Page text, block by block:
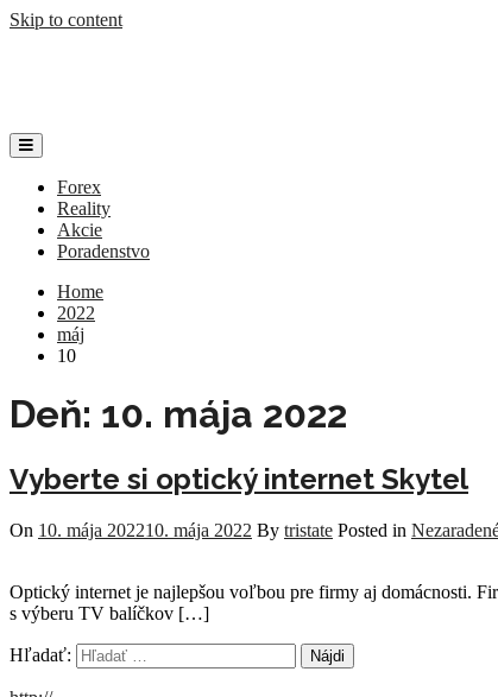
Skip to content
Forex
Reality
Akcie
Poradenstvo
Home
2022
máj
10
Deň: 10. mája 2022
Vyberte si optický internet Skytel
On 10. mája 202210. mája 2022 By tristate Posted in
Optický internet je najlepšou voľbou pre firmy aj domácnosti.
s výberu TV balíčkov […]
Hľadať: